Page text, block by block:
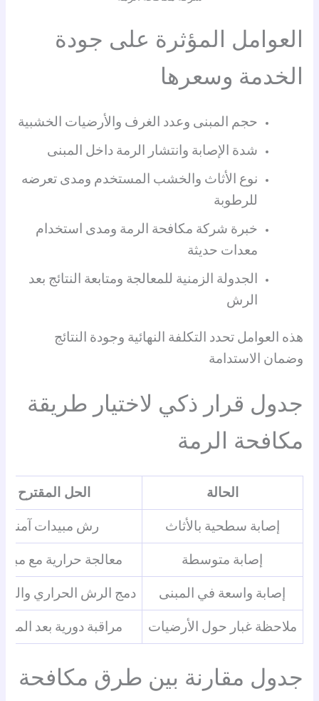
العوامل المؤثرة على جودة
الخدمة وسعرها
حجم المبنى وعدد الغرف والأرضيات الخشبية
شدة الإصابة وانتشار الرمة داخل المبنى
نوع الأثاث والخشب المستخدم ومدى تعرضه
للرطوبة
خبرة شركة مكافحة الرمة ومدى استخدام
معدات حديثة
الجدولة الزمنية للمعالجة ومتابعة النتائج بعد
الرش
هذه العوامل تحدد التكلفة النهائية وجودة النتائج
وضمان الاستدامة
جدول قرار ذكي لاختيار طريقة
مكافحة الرمة
الحالة الحل المقترح
إصابة سطحية بالأثاث رش مبيدات آمنة
إصابة متوسطة معالجة حرارية مع
إصابة واسعة في المبنى دمج الرش الحراري
ملاحظة غبار حول الأرضيات مراقبة دورية بعد
جدول مقارنة بين طرق مكافحة